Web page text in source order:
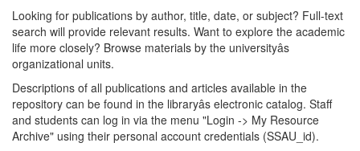
Looking for publications by author, title, date, or subject? Full-text
search will provide relevant results. Want to explore the academic
life more closely? Browse materials by the universityâs
organizational units.
Descriptions of all publications and articles available in the
repository can be found in the libraryâs electronic catalog. Staff
and students can log in via the menu "Login -> My Resource
Archive" using their personal account credentials (SSAU_id).